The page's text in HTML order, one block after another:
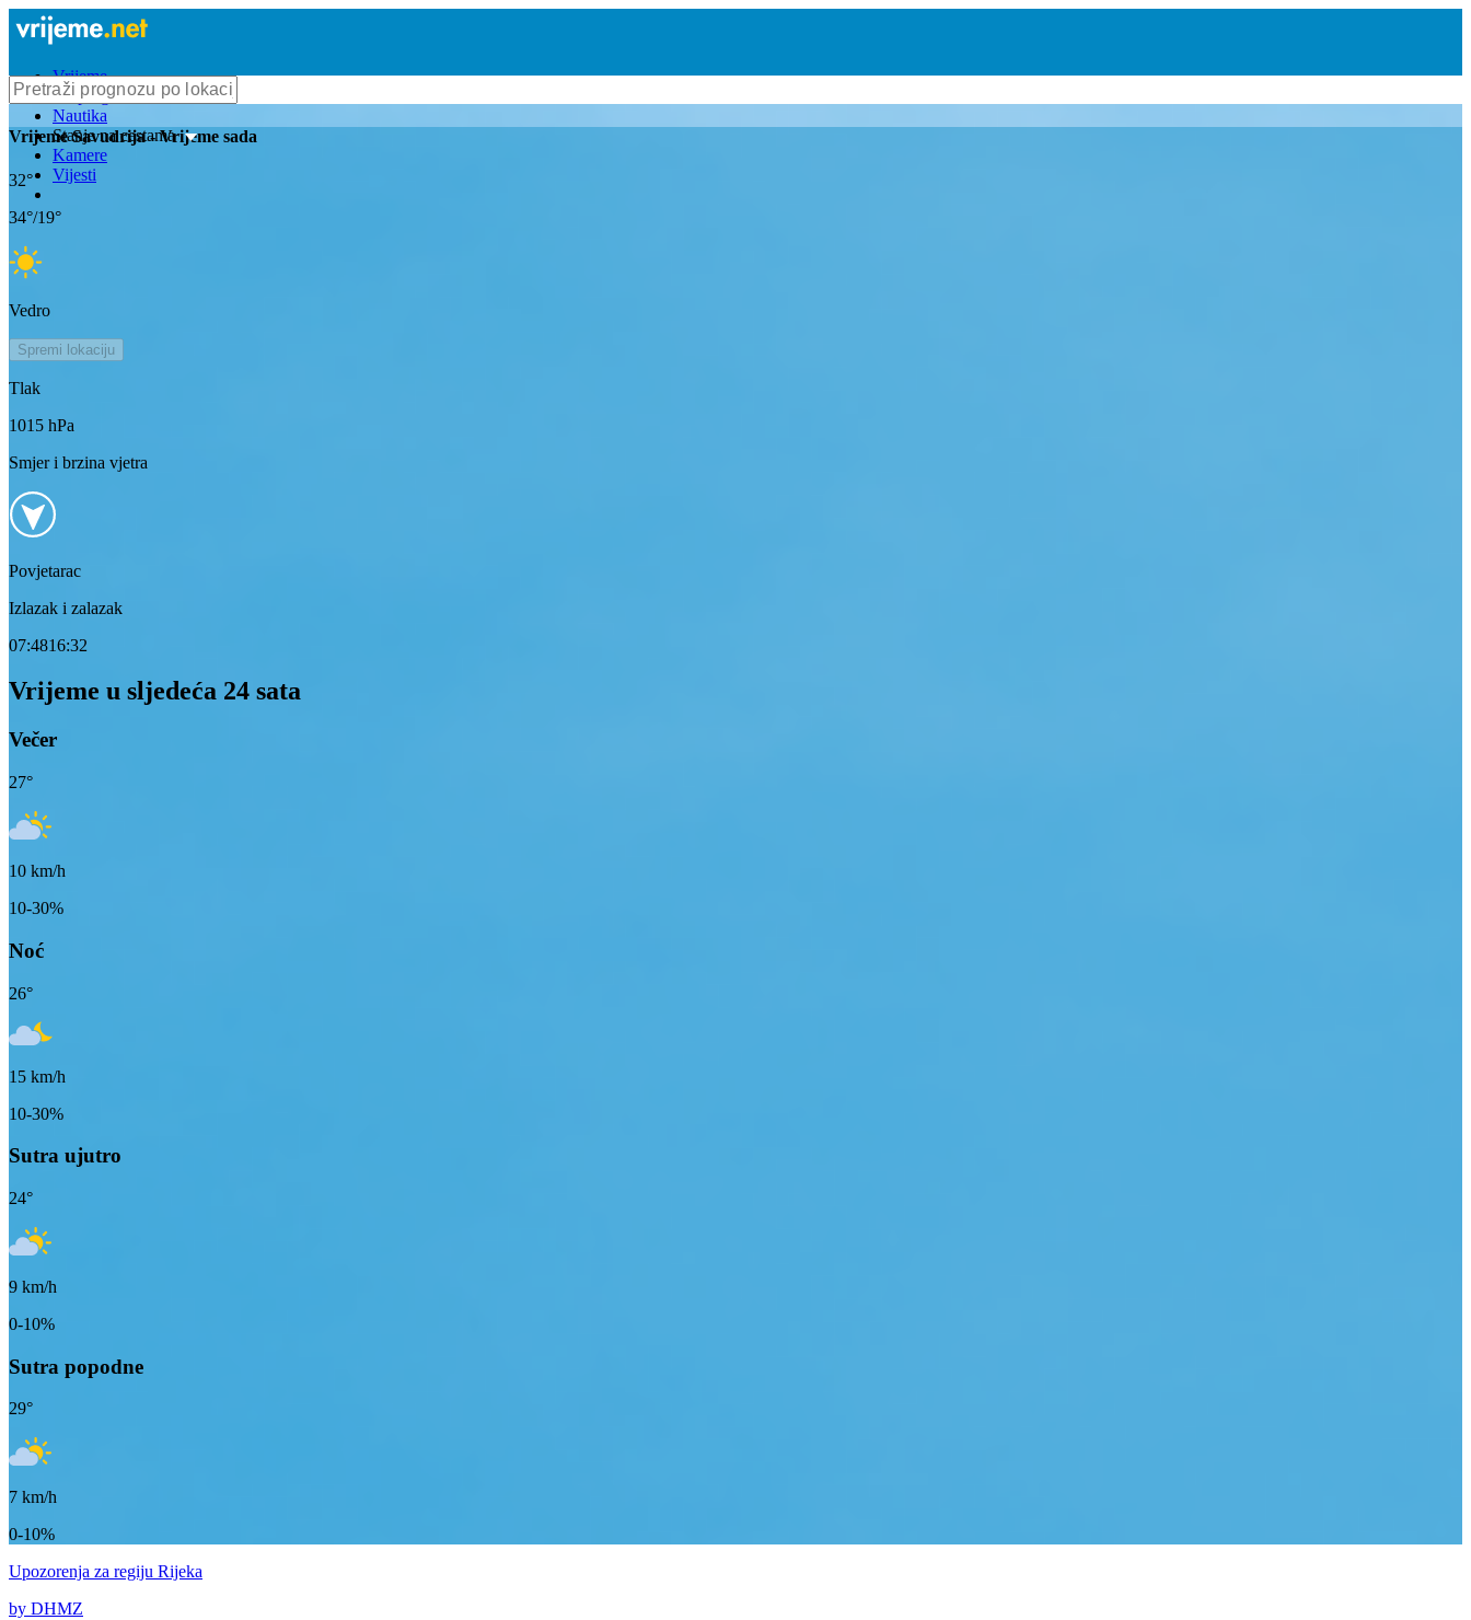
Vrijeme
Bioprognoza
Nautika
Stanje na cestama
Kamere
Vijesti
VrijemeSavudrija- Vrijeme sada
32°
34°/19°
Vedro
Spremi lokaciju
Tlak
1015 hPa
Smjer i brzina vjetra
Povjetarac
Izlazak i zalazak
07:4816:32
Vrijeme u sljedeća 24 sata
Večer
27°
10 km/h
10-30%
Noć
26°
15 km/h
10-30%
Sutra ujutro
24°
9 km/h
0-10%
Sutra popodne
29°
7 km/h
0-10%
Upozorenja za regiju Rijeka
by DHMZ